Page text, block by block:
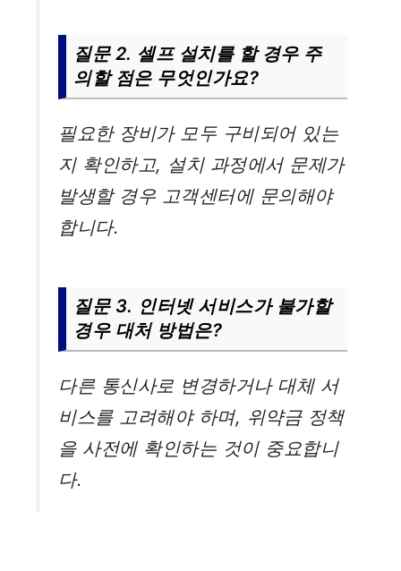
질문 2. 셀프 설치를 할 경우 주
의할 점은 무엇인가요?
필요한 장비가 모두 구비되어 있는
지 확인하고, 설치 과정에서 문제가
발생할 경우 고객센터에 문의해야
합니다.
질문 3. 인터넷 서비스가 불가할
경우 대처 방법은?
다른 통신사로 변경하거나 대체 서
비스를 고려해야 하며, 위약금 정책
을 사전에 확인하는 것이 중요합니
다.